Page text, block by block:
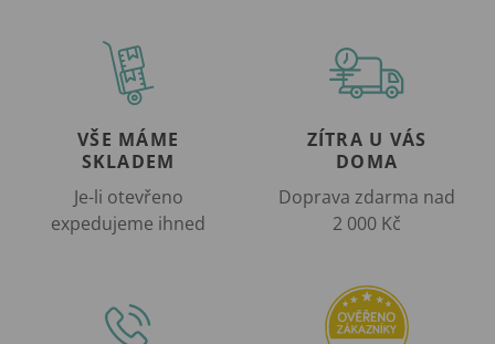
VŠE MÁME
SKLADEM
Je-li otevřeno
expedujeme ihned
ZÍTRA U VÁS
DOMA
Doprava zdarma nad
2 000 Kč